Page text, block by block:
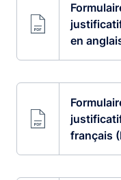
en
français